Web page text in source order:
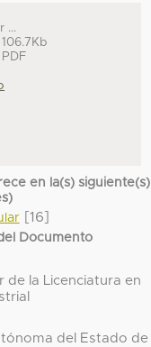
...
106.7Kb
PDF
en la(s) siguiente(s)
[16]
Documento
de la Licenciatura en
del Estado de